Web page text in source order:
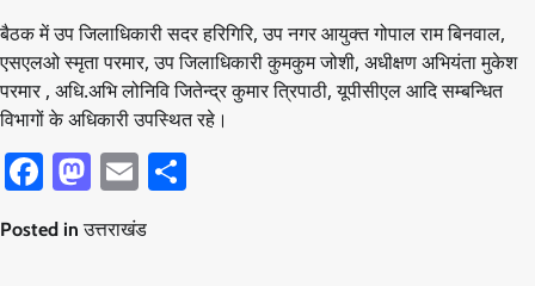
बैठक में उप जिलाधिकारी सदर हरिगिरि, उप नगर आयुक्त गोपाल राम बिनवाल,
एसएलओ स्मृता परमार, उप जिलाधिकारी कुमकुम जोशी, अधीक्षण अभियंता मुकेश
परमार , अधि.अभि लोनिवि जितेन्द्र कुमार त्रिपाठी, यूपीसीएल आदि सम्बन्धित
विभागों के अधिकारी उपस्थित रहे।
Facebook
Mastodon
Email
Posted inउत्तराखंड